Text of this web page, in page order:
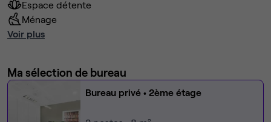
Espace détente
Ménage
Voir plus
Ma sélection de bureau
Bureau privé • 2ème étage